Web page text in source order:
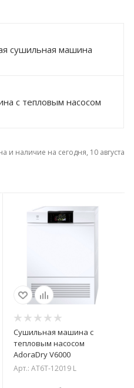
сушильная машина
с тепловым насосом
и наличие на сегодня, 10 августа
Сушильная машина с
тепловым насосом
AdoraDry V6000
Арт.: AT6T-12019 L